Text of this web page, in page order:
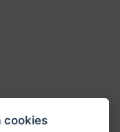
cookies